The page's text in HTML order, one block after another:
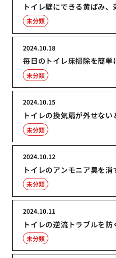
トイレ壁にできる黄ばみ
未分類
毎日のトイレ床掃除を簡単
2024.10.18
未分類
トイレの換気扇が外せな
2024.10.15
未分類
トイレのアンモニア臭を
2024.10.12
未分類
トイレの逆流トラブルを
2024.10.11
未分類